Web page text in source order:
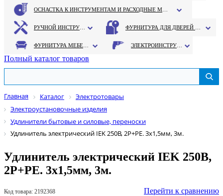
Полный каталог товаров
Главная Каталог
Электротовары
Электроустановочные изделия
Удлинители бытовые и силовые, переноски
Удлинитель электрический IEK 250В, 2Р+РЕ. 3х1,5мм, 3м.
Удлинитель электрический IEK 250В,
2Р+РЕ. 3х1,5мм, 3м.
Код товара: 2192368 Перейти к сравнению